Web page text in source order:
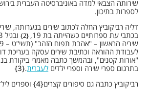
שירותה הצבאי למדה באוניברסיטה העברית
לספרות בתיכון.
דליה רביקוביץ החלה לכתוב שירים בנערותה,
בכתבי עת ספרותיים כשהייתה בת 19,
2
לעבודת ההוראה וכתיבת שירים עסקה בעריכת דו-
"אורות קטנים", ובהמשך כתבה מאמרי ביקורת
בתרגום ספרי שירה וספרי ילדים לעברית.
3
רביקוביץ כתבה גם סיפורים קצרים 4 וספרים